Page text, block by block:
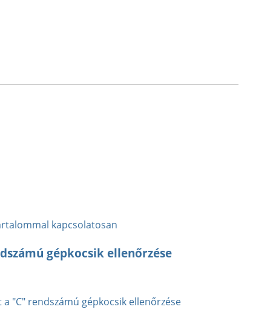
kapcsolatosan
gépkocsik ellenőrzése
"C" rendszámú gépkocsik ellenőrzése